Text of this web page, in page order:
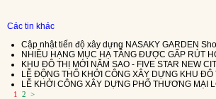
Các tin khác
Cập nhật tiến độ xây dựng NASAKY GARDEN
NHIỀU HẠNG MỤC HẠ TẦNG ĐƯỢC GẤP RÚT
KHU ĐÔ THỊ MỚI NĂM SAO - FIVE STAR NEW
LỄ ĐỘNG THỔ KHỞI CÔNG XÂY DỰNG KHU ĐÔ
LỄ KHỞI CÔNG XÂY DỰNG PHỐ THƯƠNG MẠI
1 2 >